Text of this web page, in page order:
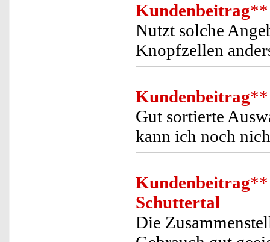
Kundenbeitrag**
Nutzt solche
Knopfzellen
Kundenbeitrag**
Gut sortierte
kann ich noch
Kundenbeitrag**
Schuttertal
Die